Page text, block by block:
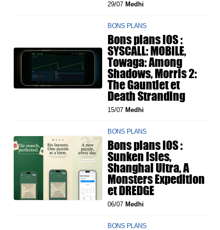
29/07 Medhi
BONS PLANS
Bons plans iOS :
SYSCALL: MOBILE,
Towaga: Among
Shadows, Morris 2:
The Gauntlet et
Death Stranding
15/07 Medhi
BONS PLANS
Bons plans iOS :
Sunken Isles,
Shanghai Ultra, A
Monsters Expedition
et DREDGE
06/07 Medhi
BONS PLANS